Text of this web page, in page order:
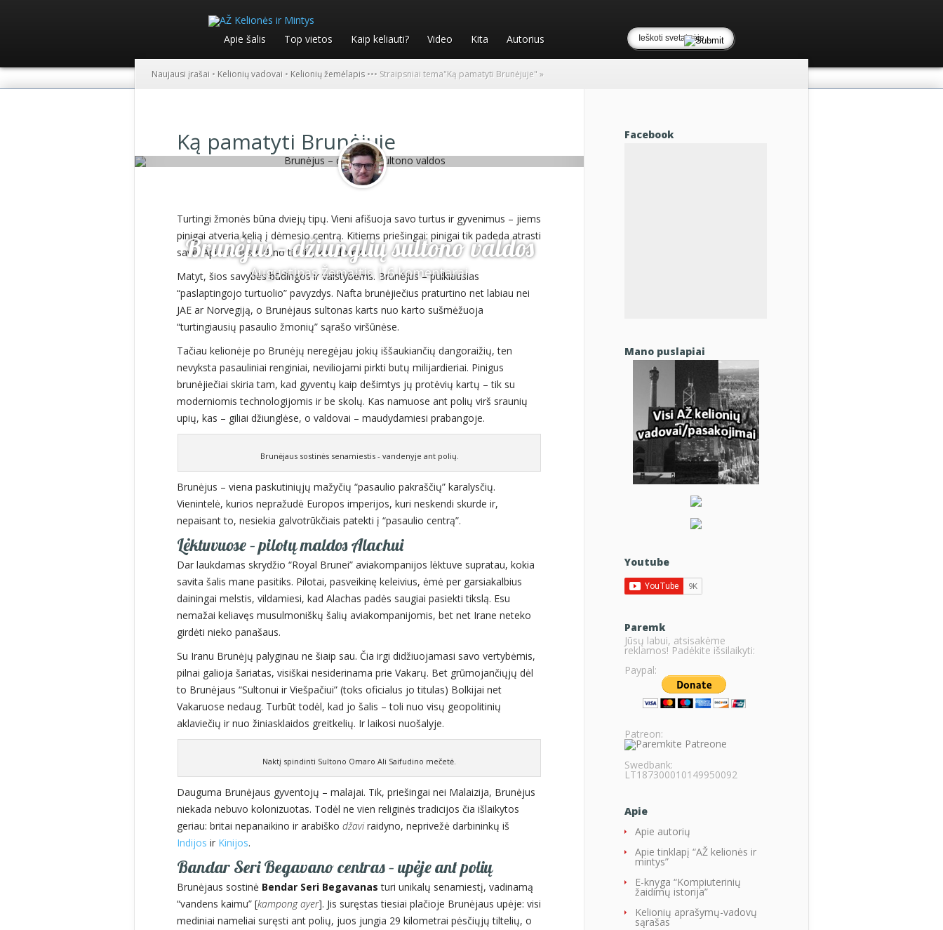
Apie šalis Top vietos Kaip keliauti? Video Kita Autorius
Naujausi įrašai • Kelionių vadovai • Kelionių žemėlapis ••• Straipsniai tema"Ką pamatyti Brunėjuje" »
Ką pamatyti Brunėjuje
Brunėjus – džiunglių sultono valdos
Augustinas Žemaitis |6 komentarai
Turtingi žmonės būna dviejų tipų. Vieni afišuoja savo turtus ir gyvenimus – jiems
pinigai atveria kelią į dėmesio centrą. Kitiems priešingai: pinigai tik padeda atrasti
save. Apie tokius sužino tik tie, kas domisi.
Matyt, šios savybės būdingos ir valstybėms. Brunėjus – puikiausias
“paslaptingojo turtuolio” pavyzdys. Nafta brunėjiečius praturtino net labiau nei
JAE ar Norvegiją, o Brunėjaus sultonas karts nuo karto sušmėžuoja
“turtingiausių pasaulio žmonių” sąrašo viršūnėse.
Tačiau kelionėje po Brunėjų neregėjau jokių iššaukiančių dangoraižių, ten
nevyksta pasauliniai renginiai, neviliojami pirkti butų milijardieriai. Pinigus
brunėjiečiai skiria tam, kad gyventų kaip dešimtys jų protėvių kartų – tik su
moderniomis technologijomis ir be skolų. Kas namuose ant polių virš sraunių
upių, kas – giliai džiunglėse, o valdovai – maudydamiesi prabangoje.
Brunėjaus sostinės senamiestis - vandenyje ant polių.
Brunėjus – viena paskutiniųjų mažyčių “pasaulio pakraščių” karalysčių.
Vienintelė, kurios nepražudė Europos imperijos, kuri neskendi skurde ir,
nepaisant to, nesiekia galvotrūkčiais patekti į “pasaulio centrą”.
Lėktuvuose – pilotų maldos Alachui
Dar laukdamas skrydžio “Royal Brunei” aviakompanijos lėktuve supratau, kokia
savita šalis mane pasitiks. Pilotai, pasveikinę keleivius, ėmė per garsiakalbius
dainingai melstis, vildamiesi, kad Alachas padės saugiai pasiekti tikslą. Esu
nemažai keliavęs musulmoniškų šalių aviakompanijomis, bet net Irane neteko
girdėti nieko panašaus.
Su Iranu Brunėjų palyginau ne šiaip sau. Čia irgi didžiuojamasi savo vertybėmis,
pilnai galioja šariatas, visiškai nesiderinama prie Vakarų. Bet grūmojančiųjų dėl
to Brunėjaus “Sultonui ir Viešpačiui” (toks oficialus jo titulas) Bolkijai net
Vakaruose nedaug. Turbūt todėl, kad jo šalis – toli nuo visų geopolitinių
aklaviečių ir nuo žiniasklaidos greitkelių. Ir laikosi nuošalyje.
Naktį spindinti Sultono Omaro Ali Saifudino mečetė.
Dauguma Brunėjaus gyventojų – malajai. Tik, priešingai nei Malaizija, Brunėjus
niekada nebuvo kolonizuotas. Todėl ne vien religinės tradicijos čia išlaikytos
geriau: britai nepanaikino ir arabiško džaviraidyno, neprivežė darbininkų iš
Indijos ir Kinijos.
Bandar Seri Begavano centras – upėje ant polių
Brunėjaus sostinė Bendar Seri Begavanas turi unikalų senamiestį, vadinamą
“vandens kaimu” [kampong ayer]. Jis suręstas tiesiai plačioje Brunėjaus upėje: visi
mediniai nameliai suręsti ant polių, juos jungia 29 kilometrai pėsčiųjų tiltelių, o
Facebook
Mano puslapiai
Youtube
Paremk
Jūsų labui, atsisakėme
reklamos! Padėkite išsilaikyti:
Paypal:
Patreon:
Swedbank:
LT187300010149950092
Apie
Apie autorių
Apie tinklapį “AŽ kelionės ir
mintys”
E-knyga “Kompiuterinių
žaidimų istorija”
Kelionių aprašymų-vadovų
sąrašas